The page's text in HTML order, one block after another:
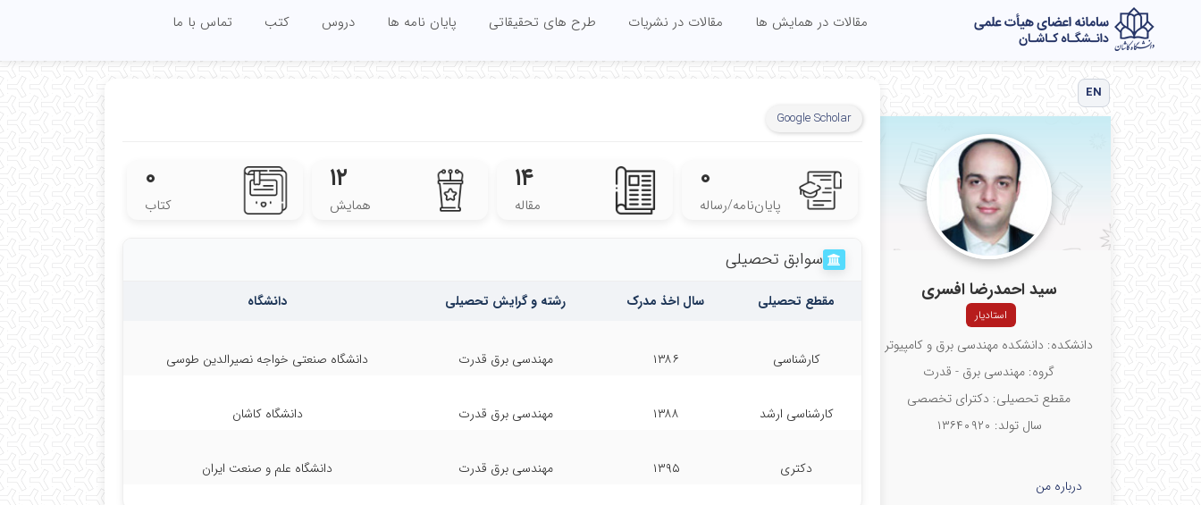
مقالات در همایش ها مقالات در نشریات طرح های تحقیقاتی پایان نامه ها دروس کتب تماس با ما
EN
سید احمدرضا افسری
استادیار
دانشکده: دانشکده مهندسی برق و کامپیوتر
گروه: مهندسی برق - قدرت
مقطع تحصیلی: دکترای تخصصی
سال تولد: ۱۳۶۴۰۹۲۰
درباره من
Google Scholar
۰
پایان‌نامه‌/رساله
۱۴
مقاله
۱۲
همایش
۰
کتاب
سوابق تحصیلی
مقطع تحصیلی سال اخذ مدرک رشته و گرایش تحصیلی دانشگاه
کارشناسی ۱۳۸۶ مهندسی برق قدرت دانشگاه صنعتی خواجه نصیرالدین طوسی
کارشناسی ارشد ۱۳۸۸ مهندسی برق قدرت دانشگاه کاشان
دکتری ۱۳۹۵ مهندسی برق قدرت دانشگاه علم و صنعت ایران